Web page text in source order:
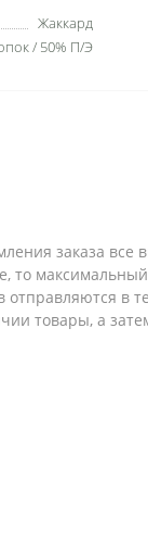
Жаккард
/ 50% П/Э
заказа
то
в
товары, а